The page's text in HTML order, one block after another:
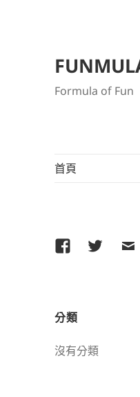
Formula of Fun
首頁
FacebookTwitter
電
分類
沒有分類